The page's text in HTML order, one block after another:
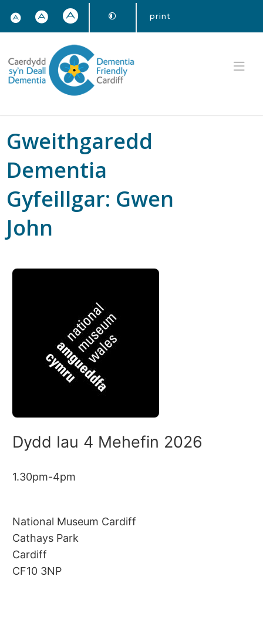
print
Gweithgaredd
Dementia
Gyfeillgar: Gwen
John
Dydd Iau 4 Mehefin 2026
1.30pm-4pm
National Museum Cardiff
Cathays Park
Cardiff
CF10 3NP